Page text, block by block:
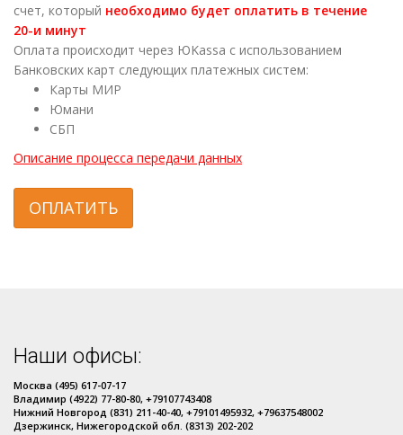
счет, который необходимо будет оплатить в течение
20-и минут
Оплата происходит через ЮKassa с использованием
Банковских карт следующих платежных систем:
Карты МИР
Юмани
СБП
Описание процесса передачи данных
ОПЛАТИТЬ
Наши офисы:
Москва (495) 617-07-17
Владимир (4922) 77-80-80, +79107743408
Нижний Новгород (831) 211-40-40, +79101495932, +79637548002
Дзержинск, Нижегородской обл. (8313) 202-202